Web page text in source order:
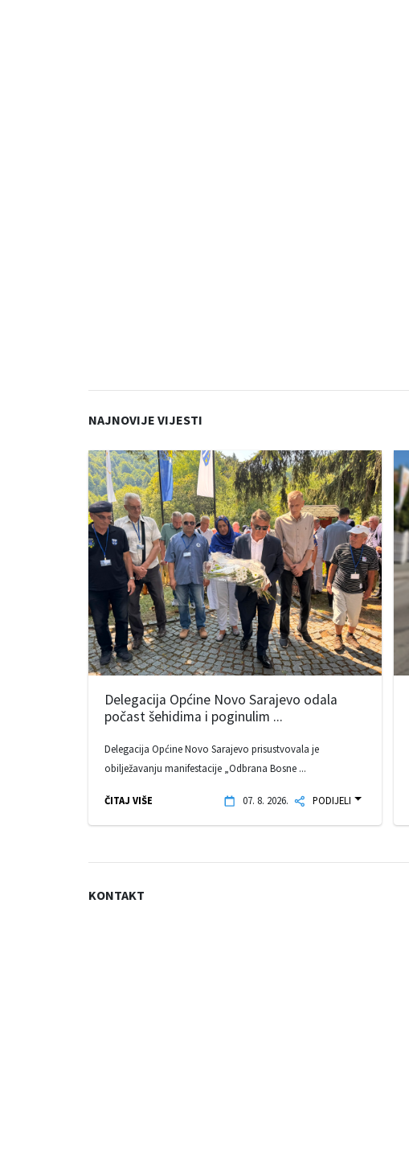
NAJNOVIJE VIJESTI
Delegacija Općine Novo Sarajevo odala
počast šehidima i poginulim ...
Delegacija Općine Novo Sarajevo prisustvovala je
obilježavanju manifestacije „Odbrana Bosne ...
ČITAJ VIŠE 07. 8. 2026. PODIJELI
KONTAKT